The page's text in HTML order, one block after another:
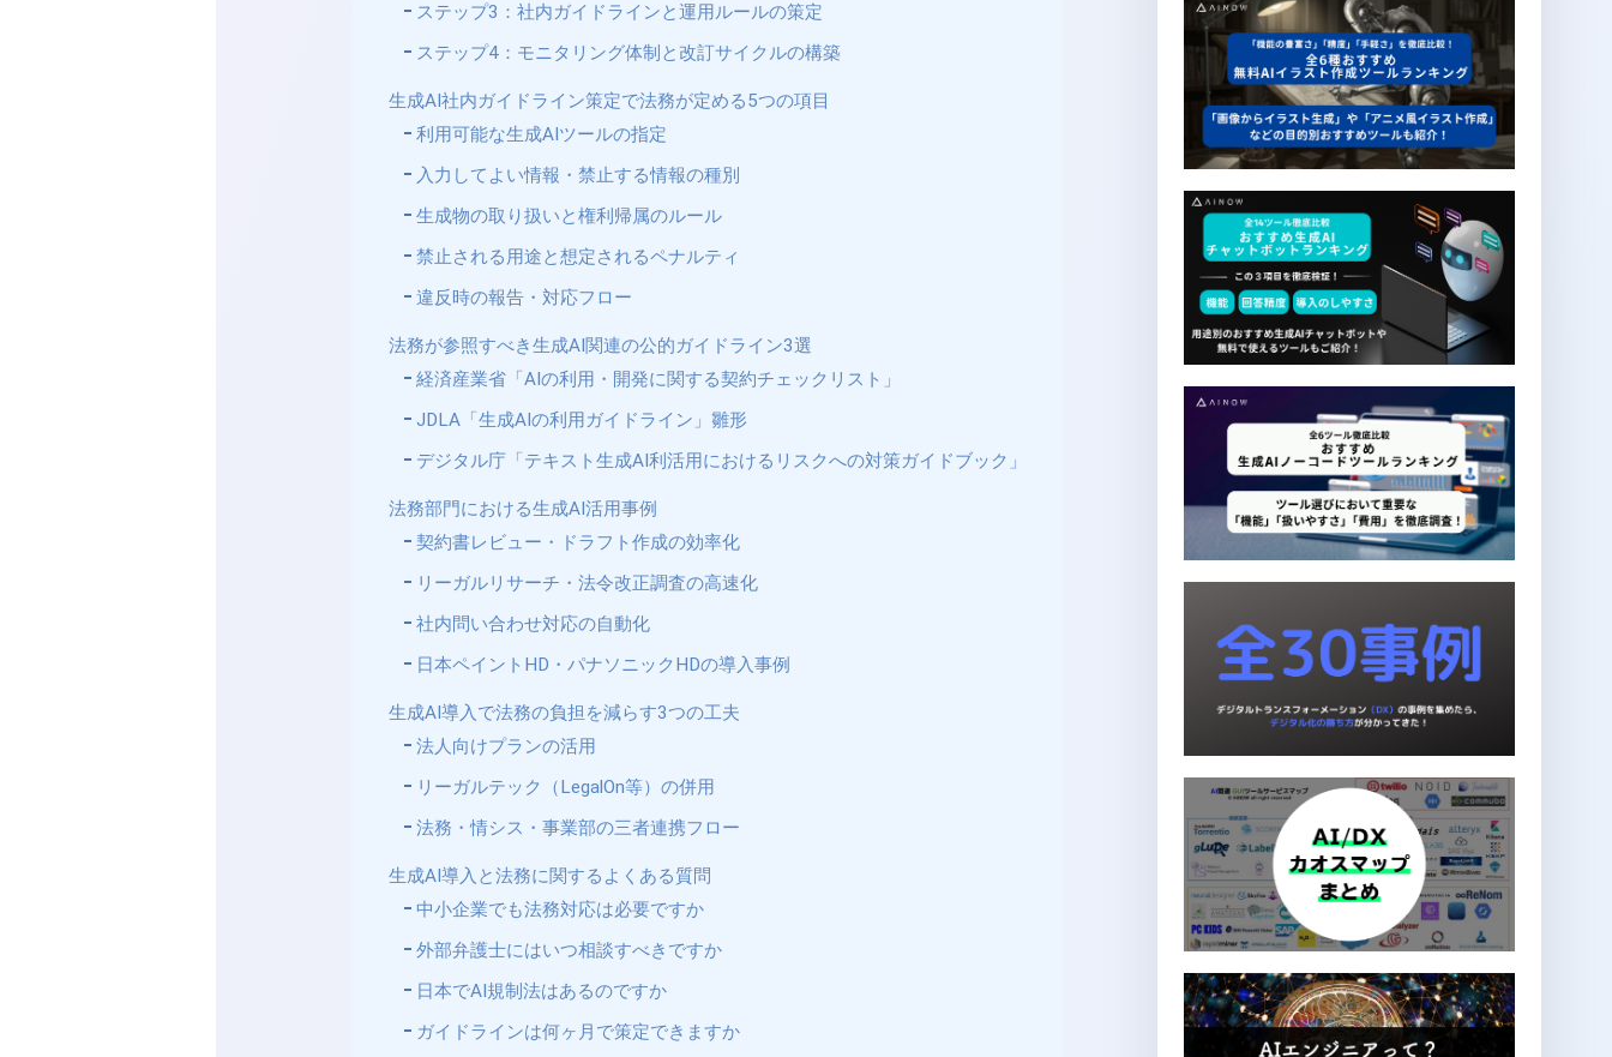
ステップ3：社内ガイドラインと運用ルールの策定
ステップ4：モニタリング体制と改訂サイクルの構築
生成AI社内ガイドライン策定で法務が定める5つの項目
利用可能な生成AIツールの指定
入力してよい情報・禁止する情報の種別
生成物の取り扱いと権利帰属のルール
禁止される用途と想定されるペナルティ
違反時の報告・対応フロー
法務が参照すべき生成AI関連の公的ガイドライン3選
経済産業省「AIの利用・開発に関する契約チェックリスト」
JDLA「生成AIの利用ガイドライン」雛形
デジタル庁「テキスト生成AI利活用におけるリスクへの対策ガイドブック」
法務部門における生成AI活用事例
契約書レビュー・ドラフト作成の効率化
リーガルリサーチ・法令改正調査の高速化
社内問い合わせ対応の自動化
日本ペイントHD・パナソニックHDの導入事例
生成AI導入で法務の負担を減らす3つの工夫
法人向けプランの活用
リーガルテック（LegalOn等）の併用
法務・情シス・事業部の三者連携フロー
生成AI導入と法務に関するよくある質問
中小企業でも法務対応は必要ですか
外部弁護士にはいつ相談すべきですか
日本でAI規制法はあるのですか
ガイドラインは何ヶ月で策定できますか